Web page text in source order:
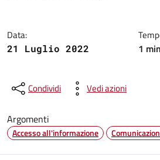
Data:
21 Luglio 2022 1 min
Condividi Vedi azioni
Argomenti
Accesso all'informazione